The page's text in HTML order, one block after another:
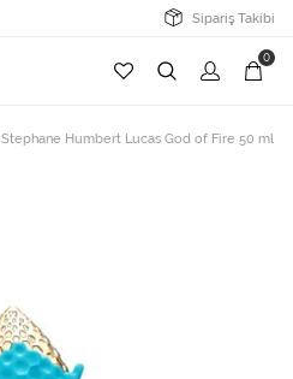
Sipariş Takibi
0
Stephane Humbert Lucas God of Fire 50 ml